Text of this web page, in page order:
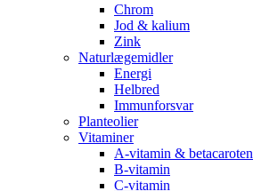
Chrom
Jod & kalium
Zink
Naturlægemidler
Energi
Helbred
Immunforsvar
Planteolier
Vitaminer
A-vitamin & betacaroten
B-vitamin
C-vitamin